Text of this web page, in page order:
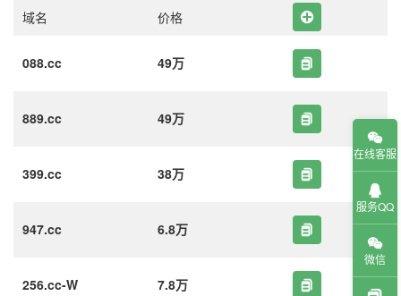
域名 价格
088.cc 49万
889.cc 49万
399.cc 38万
947.cc 6.8万
256.cc-W 7.8万
在线客服
服务QQ
微信